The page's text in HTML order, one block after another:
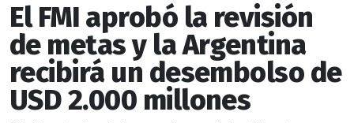
El FMI aprobó la revisión
de metas y la Argentina
recibirá un desembolso de
USD 2.000 millones